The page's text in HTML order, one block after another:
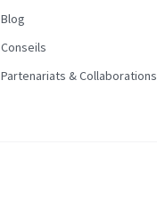
Blog
Conseils
Partenariats & Collaborations